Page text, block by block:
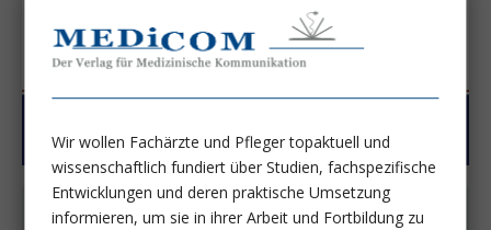
Kostenfrei auch als App
Wir wollen Fachärzte und Pfleger topaktuell und
wissenschaftlich fundiert über Studien, fachspezifische
Entwicklungen und deren praktische Umsetzung
informieren, um sie in ihrer Arbeit und Fortbildung zu